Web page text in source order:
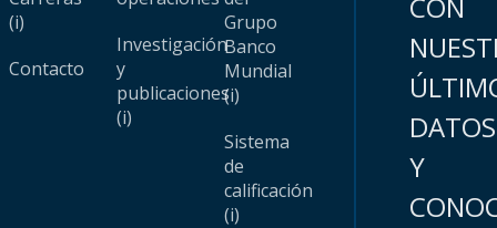
(i)
Contacto
Investigación
y
publicaciones
(i)
Grupo
Banco
Mundial
(i)
Sistema
de
calificación
(i)
DATOS
Y